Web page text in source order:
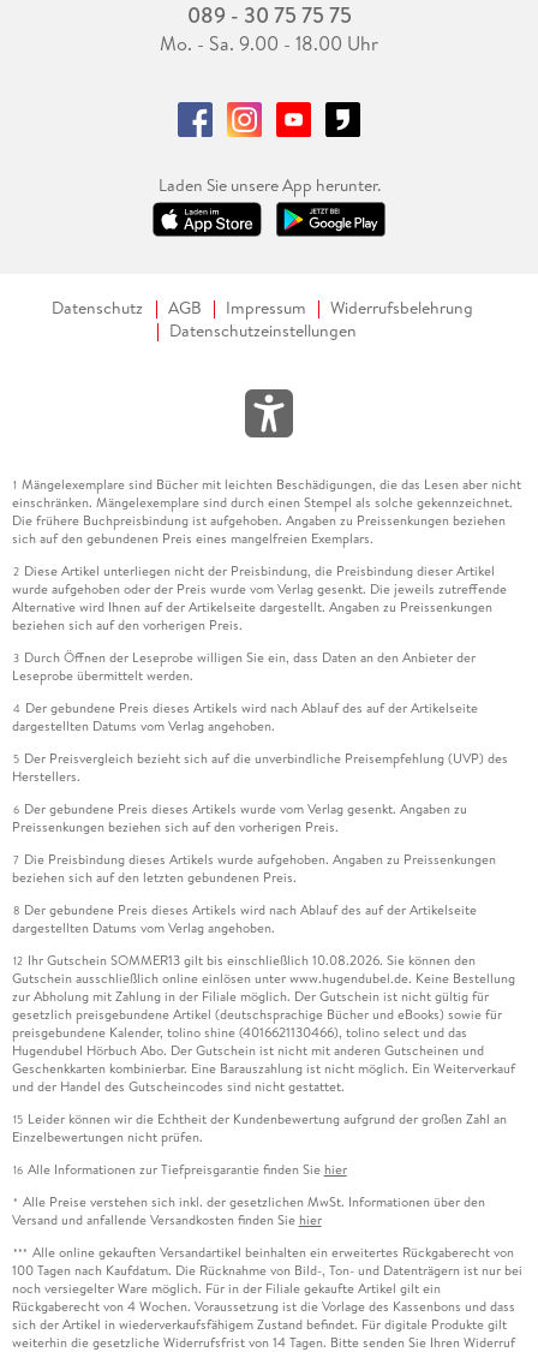
089 - 30 75 75 75
Mo. - Sa. 9.00 - 18.00 Uhr
Laden Sie unsere App herunter.
Datenschutz AGB Impressum
Widerrufsbelehrung
Datenschutzeinstellungen
1 Mängelexemplare sind Bücher mit leichten Beschädigungen, die das Lesen aber nicht
einschränken. Mängelexemplare sind durch einen Stempel als solche gekennzeichnet.
Die frühere Buchpreisbindung ist aufgehoben. Angaben zu Preissenkungen beziehen
sich auf den gebundenen Preis eines mangelfreien Exemplars.
2 Diese Artikel unterliegen nicht der Preisbindung, die Preisbindung dieser Artikel
wurde aufgehoben oder der Preis wurde vom Verlag gesenkt. Die jeweils zutreffende
Alternative wird Ihnen auf der Artikelseite dargestellt. Angaben zu Preissenkungen
beziehen sich auf den vorherigen Preis.
3 Durch Öffnen der Leseprobe willigen Sie ein, dass Daten an den Anbieter der
Leseprobe übermittelt werden.
4 Der gebundene Preis dieses Artikels wird nach Ablauf des auf der Artikelseite
dargestellten Datums vom Verlag angehoben.
5 Der Preisvergleich bezieht sich auf die unverbindliche Preisempfehlung (UVP) des
Herstellers.
6 Der gebundene Preis dieses Artikels wurde vom Verlag gesenkt. Angaben zu
Preissenkungen beziehen sich auf den vorherigen Preis.
7 Die Preisbindung dieses Artikels wurde aufgehoben. Angaben zu Preissenkungen
beziehen sich auf den letzten gebundenen Preis.
8 Der gebundene Preis dieses Artikels wird nach Ablauf des auf der Artikelseite
dargestellten Datums vom Verlag angehoben.
12 Ihr Gutschein SOMMER13 gilt bis einschließlich 10.08.2026. Sie können den
Gutschein ausschließlich online einlösen unter www.hugendubel.de. Keine Bestellung
zur Abholung mit Zahlung in der Filiale möglich. Der Gutschein ist nicht gültig für
gesetzlich preisgebundene Artikel (deutschsprachige Bücher und eBooks) sowie für
preisgebundene Kalender, tolino shine (4016621130466), tolino select und das
Hugendubel Hörbuch Abo. Der Gutschein ist nicht mit anderen Gutscheinen und
Geschenkkarten kombinierbar. Eine Barauszahlung ist nicht möglich. Ein Weiterverkauf
und der Handel des Gutscheincodes sind nicht gestattet.
15 Leider können wir die Echtheit der Kundenbewertung aufgrund der großen Zahl an
Einzelbewertungen nicht prüfen.
16 Alle Informationen zur Tiefpreisgarantie finden Sie hier
* Alle Preise verstehen sich inkl. der gesetzlichen MwSt. Informationen über den
Versand und anfallende Versandkosten finden Sie hier
*** Alle online gekauften Versandartikel beinhalten ein erweitertes Rückgaberecht von
100 Tagen nach Kaufdatum. Die Rücknahme von Bild-, Ton- und Datenträgern ist nur bei
noch versiegelter Ware möglich. Für in der Filiale gekaufte Artikel gilt ein
Rückgaberecht von 4 Wochen. Voraussetzung ist die Vorlage des Kassenbons und dass
sich der Artikel in wiederverkaufsfähigem Zustand befindet. Für digitale Produkte gilt
weiterhin die gesetzliche Widerrufsfrist von 14 Tagen. Bitte senden Sie Ihren Widerruf